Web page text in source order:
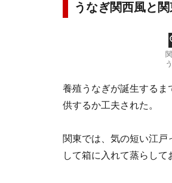
うなぎ関西風と
養殖うなぎが誕生するま
供するか工夫された。
関東では、気の短い江
して箱に入れて蒸らして